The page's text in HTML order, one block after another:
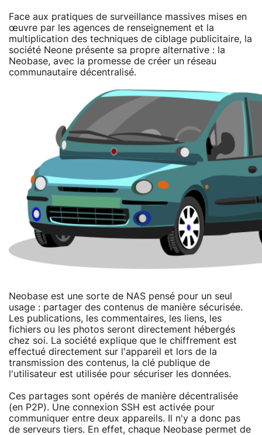
Face aux pratiques de surveillance massives mises en
œuvre par les agences de renseignement et la
multiplication des techniques de ciblage publicitaire, la
société Neone présente sa propre alternative : la
Neobase, avec la promesse de créer un réseau
communautaire décentralisé.
Neobase est une sorte de NAS pensé pour un seul
usage : partager des contenus de manière sécurisée.
Les publications, les commentaires, les liens, les
fichiers ou les photos seront directement hébergés
chez soi. La société explique que le chiffrement est
effectué directement sur l'appareil et lors de la
transmission des contenus, la clé publique de
l'utilisateur est utilisée pour sécuriser les données.
Ces partages sont opérés de manière décentralisée
(en P2P). Une connexion SSH est activée pour
communiquer entre deux appareils. Il n'y a donc pas
de serveurs tiers. En effet, chaque Neobase permet de